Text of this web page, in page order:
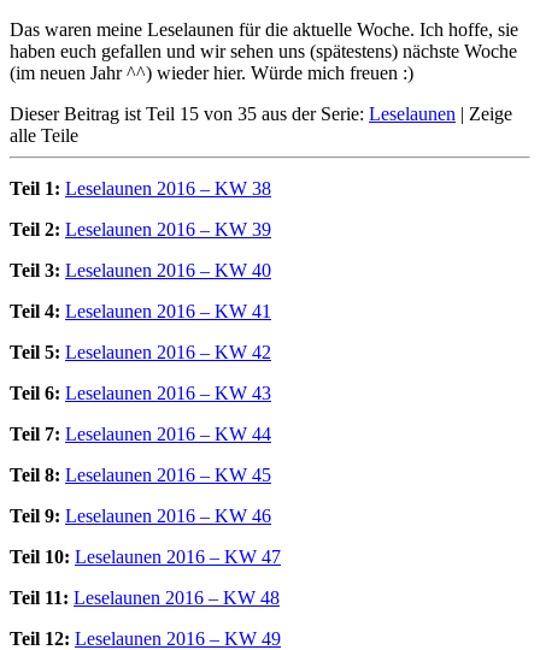
Das waren meine Leselaunen für die aktuelle Woche. Ich hoffe, sie
haben euch gefallen und wir sehen uns (spätestens) nächste Woche
(im neuen Jahr ^^) wieder hier. Würde mich freuen :)
Dieser Beitrag ist Teil 15 von 35 aus der Serie: Leselaunen | Zeige
alle Teile
Teil 1: Leselaunen 2016 – KW 38
Teil 2: Leselaunen 2016 – KW 39
Teil 3: Leselaunen 2016 – KW 40
Teil 4: Leselaunen 2016 – KW 41
Teil 5: Leselaunen 2016 – KW 42
Teil 6: Leselaunen 2016 – KW 43
Teil 7: Leselaunen 2016 – KW 44
Teil 8: Leselaunen 2016 – KW 45
Teil 9: Leselaunen 2016 – KW 46
Teil 10: Leselaunen 2016 – KW 47
Teil 11: Leselaunen 2016 – KW 48
Teil 12: Leselaunen 2016 – KW 49